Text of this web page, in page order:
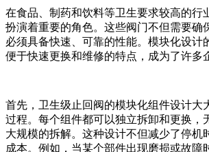
在食品、制药和饮料等卫生要求较高的行
扮演着重要的角色。这些阀门不但需要确
必须具备快速、可靠的性能。模块化设计
便于快速更换和维修的特点，成为了许多
首先，卫生级止回阀的模块化组件设计大
过程。每个组件都可以独立拆卸和更换，
大规模的拆解。这种设计不但减少了停机
成本。例如，当某个部件出现磨损或故障